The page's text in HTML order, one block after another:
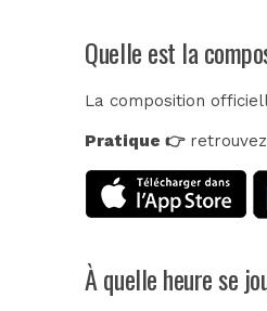
Quelle est la
La composition
Pratique 👉retrouvez
À quelle heure se